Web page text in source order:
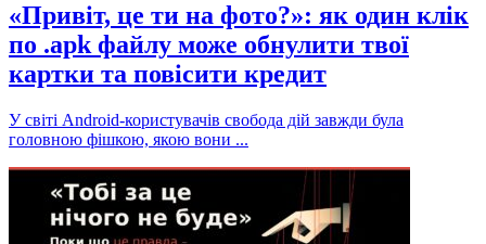
«Привіт, це ти на фото?»: як один клік
по .apk файлу може обнулити твої
картки та повісити кредит
У світі Android-користувачів свобода дій завжди була
головною фішкою, якою вони ...